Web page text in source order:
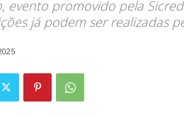
evento promovido pela
já podem ser realizadas